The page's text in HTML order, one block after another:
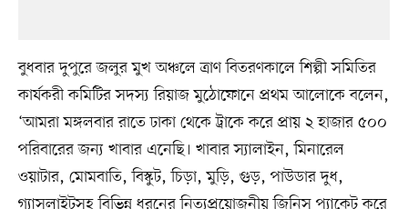
বুধবার দুপুরে জলুর মুখ অঞ্চলে ত্রাণ বিতরণকালে শিল্পী সমিতির
কার্যকরী কমিটির সদস্য রিয়াজ মুঠোফোনে প্রথম আলোকে বলেন,
‘আমরা মঙ্গলবার রাতে ঢাকা থেকে ট্রাকে করে প্রায় ২ হাজার ৫০০
পরিবারের জন্য খাবার এনেছি। খাবার স্যালাইন, মিনারেল
ওয়াটার, মোমবাতি, বিস্কুট, চিড়া, মুড়ি, গুড়, পাউডার দুধ,
গ্যাসলাইটসহ বিভিন্ন ধরনের নিত্যপ্রয়োজনীয় জিনিস প্যাকেট করে